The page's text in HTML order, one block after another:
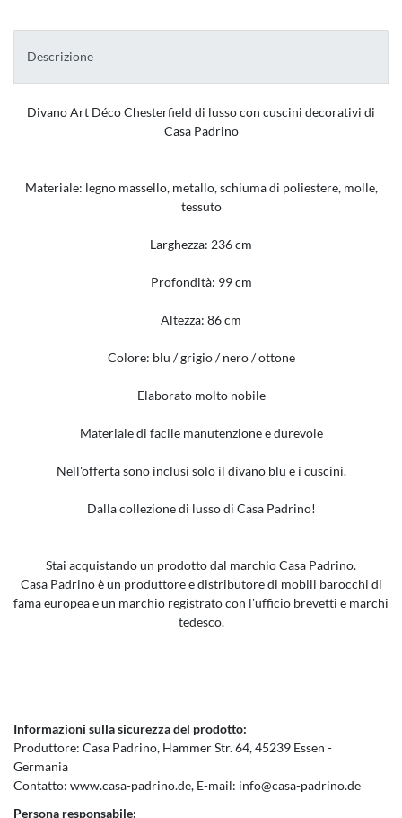
Descrizione
Divano Art Déco Chesterfield di lusso con cuscini decorativi di
Casa Padrino
Materiale: legno massello, metallo, schiuma di poliestere, molle,
tessuto
Larghezza: 236 cm
Profondità: 99 cm
Altezza: 86 cm
Colore: blu / grigio / nero / ottone
Elaborato molto nobile
Materiale di facile manutenzione e durevole
Nell'offerta sono inclusi solo il divano blu e i cuscini.
Dalla collezione di lusso di Casa Padrino!
Stai acquistando un prodotto dal marchio Casa Padrino.
Casa Padrino è un produttore e distributore di mobili barocchi di
fama europea e un marchio registrato con l'ufficio brevetti e marchi
tedesco.
Informazioni sulla sicurezza del prodotto:
Produttore: Casa Padrino Hammer Str.64 45239 Essen
Germania
Contatto: www.casa-padrino.de E-mail: info@casa-padrino.de
Persona responsabile: